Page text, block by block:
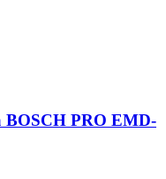
BOSCH PRO EMD-